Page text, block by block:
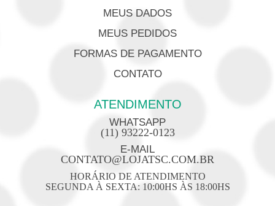
MEUS DADOS
MEUS PEDIDOS
FORMAS DE PAGAMENTO
CONTATO
ATENDIMENTO
WHATSAPP
(11) 93222-0123
E-MAIL
CONTATO@LOJATSC.COM.BR
HORÁRIO DE ATENDIMENTO
SEGUNDA À SEXTA: 10:00HS ÀS 18:00HS